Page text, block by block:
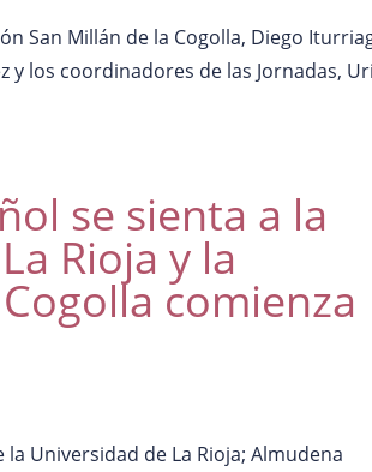
San Millán de la Cogolla, Diego
los coordinadores de las Jornadas,
se sienta a la
Rioja y la
comienza
Universidad de La Rioja; Almudena